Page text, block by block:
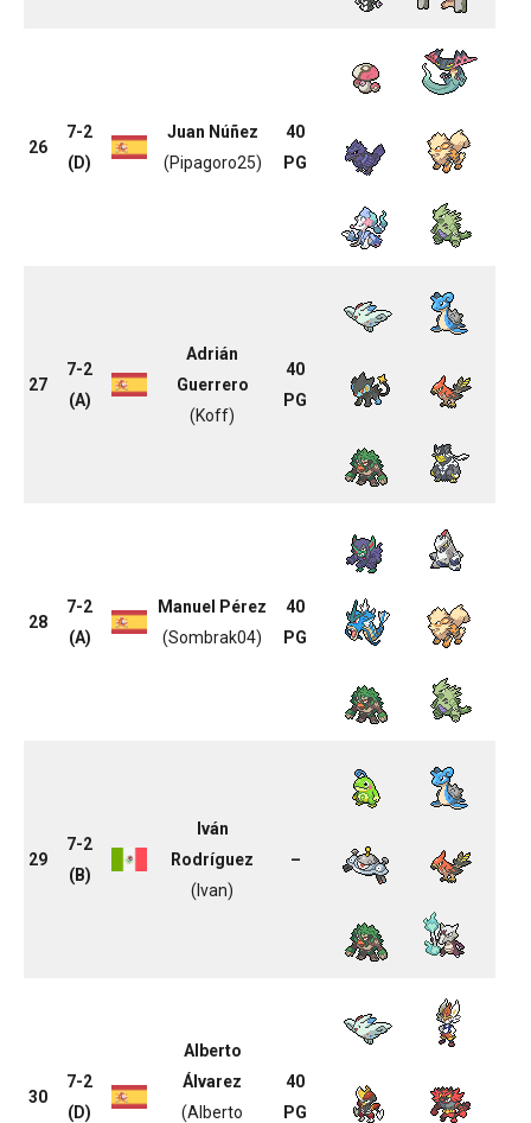
26
7-2
(D)
Juan Núñez
(Pipagoro25)
40
PG
27
7-2
(A)
Adrián
Guerrero
(Koff)
40
PG
28
7-2
(A)
Manuel Pérez
(Sombrak04)
40
PG
29
7-2
(B)
Iván
Rodríguez
(Ivan)
–
30
7-2
(D)
Alberto
Álvarez
(Alberto
40
PG